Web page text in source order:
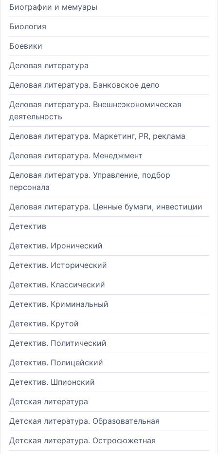
Биографии и мемуары
Биология
Боевики
Деловая литература
Деловая литература. Банковское дело
Деловая литература. Внешнеэкономическая
деятельность
Деловая литература. Маркетинг, PR, реклама
Деловая литература. Менеджмент
Деловая литература. Управление, подбор
персонала
Деловая литература. Ценные бумаги, инвестиции
Детектив
Детектив. Иронический
Детектив. Исторический
Детектив. Классический
Детектив. Криминальный
Детектив. Крутой
Детектив. Политический
Детектив. Полицейский
Детектив. Шпионский
Детская литература
Детская литература. Образовательная
Детская литература. Остросюжетная